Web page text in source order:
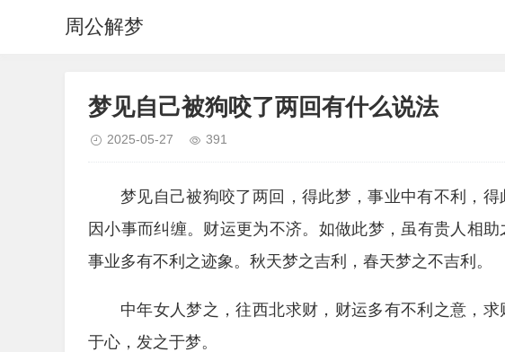
周公解梦
梦见自己被狗咬了两回有什么说法
2025-05-27 391
梦见自己被狗咬了两回，得此梦，事业中有不利，
因小事而纠缠。财运更为不济。如做此梦，虽有贵人相
事业多有不利之迹象。秋天梦之吉利，春天梦之不吉利。
中年女人梦之，往西北求财，财运多有不利之意，
于心，发之于梦。